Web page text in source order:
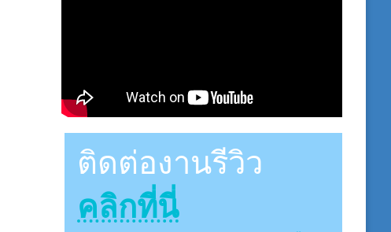
ติดต่องานรีวิว
คลิกที่นี่